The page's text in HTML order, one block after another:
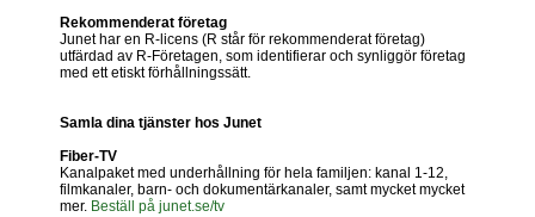
Rekommenderat företag
Junet har en R-licens (R står för rekommenderat företag)
utfärdad av R-Företagen, som identifierar och synliggör företag
med ett etiskt förhållningssätt.
Samla dina tjänster hos Junet
Fiber-TV
Kanalpaket med underhållning för hela familjen: kanal 1-12,
filmkanaler, barn- och dokumentärkanaler, samt mycket mycket
mer. Beställ på junet.se/tv